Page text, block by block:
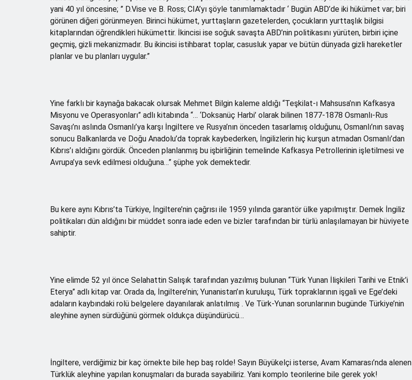
yani 40 yıl öncesine; ” D.Vise ve B. Ross; CIA’yı şöyle tanımlamaktadır ‘ Bugün ABD’de iki hükümet var; biri
görünen diğeri görünmeyen. Birinci hükümet, yurttaşların gazetelerden, çocukların yurttaşlık bilgisi
kitaplarından öğrendikleri hükümettir. İkincisi ise soğuk savaşta ABD’nin politikasını yürüten, birbiri içine
geçmiş, gizli mekanizmadır. Bu ikincisi istihbarat toplar, casusluk yapar ve bütün dünyada gizli hareketler
planlar ve bu planları uygular.”
Yine farklı bir kaynağa bakacak olursak Mehmet Bilgin kaleme aldığı “Teşkilat-ı Mahsusa’nın Kafkasya
Misyonu ve Operasyonları” adlı kitabında “… ‘Doksanüç Harbi’ olarak bilinen 1877-1878 Osmanlı-Rus
Savaşı’nı aslında Osmanlı’ya karşı İngiltere ve Rusya’nın önceden tasarlamış olduğunu, Osmanlı’nın savaş
sonucu Balkanlarda ve Doğu Anadolu’da toprak kaybederken, İngilizlerin hiç kurşun atmadan Osmanlı’dan
Kıbrıs’ı aldığını gördük. Önceden planlanmış bu işbirliğinin temelinde Kafkasya Petrollerinin işletilmesi ve
Avrupa’ya sevk edilmesi olduğuna…” şüphe yok demektedir.
Bu kere aynı Kıbrıs’ta Türkiye, İngiltere’nin çağrısı ile 1959 yılında garantör ülke yapılmıştır. Demek İngiliz
politikaları dün aldığını bir müddet sonra iade eden ve bizler tarafından bir türlü anlaşılamayan bir hüviyete
sahiptir.
Yine elimde 52 yıl önce Selahattin Salışık tarafından yazılmış bulunan “Türk Yunan İlişkileri Tarihi ve Etnik’i
Eterya” adlı kitap var. Orada da, İngiltere’nin; Yunanistan’ın kuruluşu, Türk topraklarının işgali ve Ege’deki
adaların kaybındaki rolü belgelere dayanılarak anlatılmış . Ve Türk-Yunan sorunlarının bugünde Türkiye’nin
aleyhine aynen sürdüğünü görmek oldukça düşündürücü…
İngiltere, verdiğimiz bir kaç örnekte bile hep baş rolde! Sayın Büyükelçi isterse, Avam Kamarası’nda alenen
Türklük aleyhine yapılan konuşmaları da burada sayabiliriz. Yani komplo teorilerine bile gerek yok!